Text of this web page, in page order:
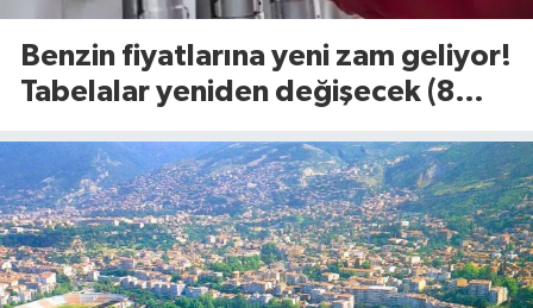
Benzin fiyatlarına yeni zam geliyor!
Tabelalar yeniden değişecek (8